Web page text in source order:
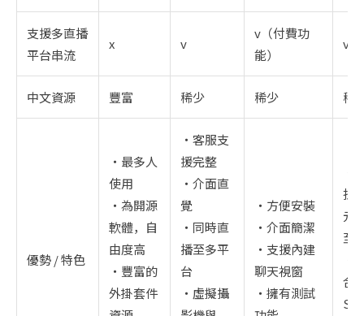
支援多直播
平台串流
x v
v（付費功
能）
v
中文資源 豐富 稀少 稀少 稀
優勢 / 特色
・最多人
使用
・為開源
軟體，自
由度高
・豐富的
外掛套件
・客服支
援完整
・介面直
覺
・同時直
播至多平
台
・虛擬攝
・方便安裝
・介面簡潔
・支援內建
聊天視窗
・擁有測試
拉
元
至
合